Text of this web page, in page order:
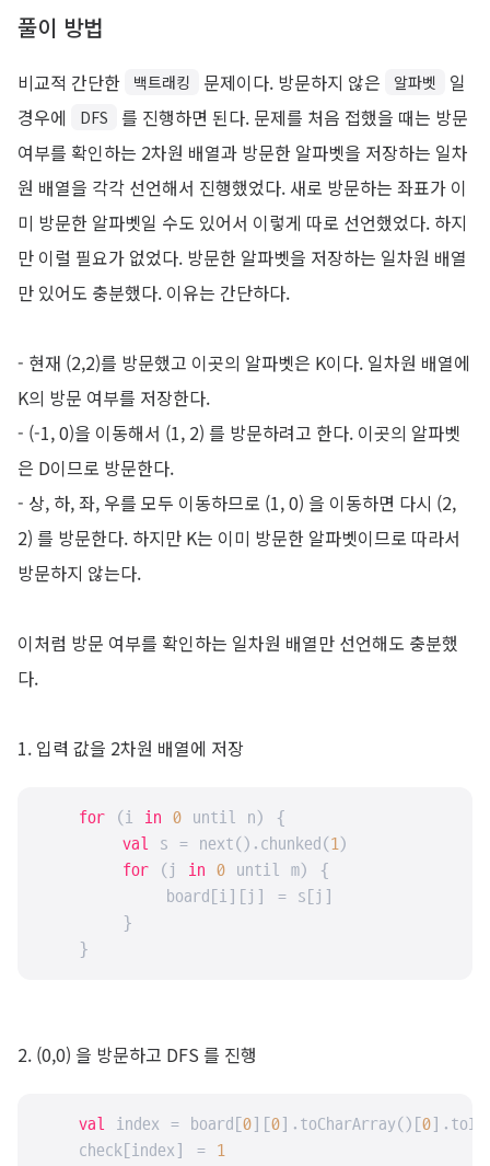
풀이 방법
비교적 간단한 백트래킹 문제이다. 방문하지 않은 알파벳
일
경우에
DFS
를 진행하면 된다. 문제를 처음 접했을 때는 방문
여부를 확인하는 2차원 배열과 방문한 알파벳을 저장하는 일차
원 배열을 각각 선언해서 진행했었다. 새로 방문하는 좌표가 이
미 방문한 알파벳일 수도 있어서 이렇게 따로 선언했었다. 하지
만 이럴 필요가 없었다. 방문한 알파벳을 저장하는 일차원 배열
만 있어도 충분했다. 이유는 간단하다.
- 현재 (2,2)를 방문했고 이곳의 알파벳은 K이다. 일차원 배열에
K의 방문 여부를 저장한다.
- (-1, 0)을 이동해서 (1, 2) 를 방문하려고 한다. 이곳의 알파벳
은 D이므로 방문한다.
- 상, 하, 좌, 우를 모두 이동하므로 (1, 0) 을 이동하면 다시 (2,
2) 를 방문한다. 하지만 K는 이미 방문한 알파벳이므로 따라서
방문하지 않는다.
이처럼 방문 여부를 확인하는 일차원 배열만 선언해도 충분했
다.
1. 입력 값을 2차원 배열에 저장
for (i in 0 until n) {
val s = next().chunked(1)
for (j in 0 until m) {
            board[i][j] = s[j]
        }
    }
2. (0,0) 을 방문하고 DFS 를 진행
val index = board[0][0].toCharArray()[0
    check[index] =
1